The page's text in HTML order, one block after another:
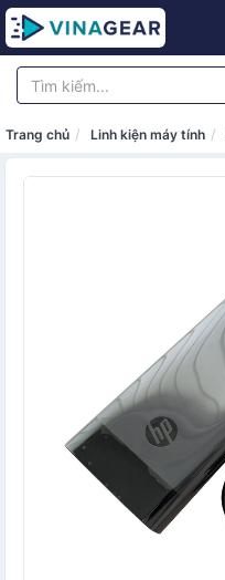
Trang chủ Linh kiện máy tính